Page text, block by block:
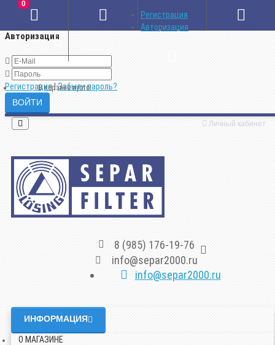
Авторизация
Регистрация|Забыли пароль?
Личный кабинет
8 (985) 176-19-76
info@separ2000.ru
info@separ2000.ru
Регистрация
Авторизация
0
В корзине пусто!
ИНФОРМАЦИЯ
О МАГАЗИНЕ